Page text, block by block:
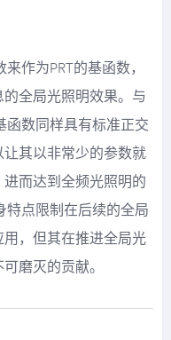
作为PRT的基函数，
全局光照明效果。与
函数同样具有标准正交
其以非常少的参数就
而达到全频光照明的
特点限制在后续的全局
，但其在推进全局光
磨灭的贡献。